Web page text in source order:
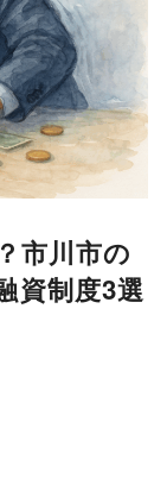
市川市の
資制度3選